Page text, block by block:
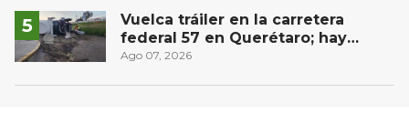
Vuelca tráiler en la carretera
federal 57 en Querétaro; hay
derrame de combustible
Ago 07, 2026